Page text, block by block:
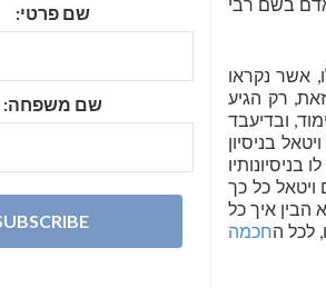
אשר נקראו
רק הגיע
ובדיעבד
בניסיון
ויטאל כל כך
הבין איך כל
לכל החכמה
שם פרטי:
שם משפחה: